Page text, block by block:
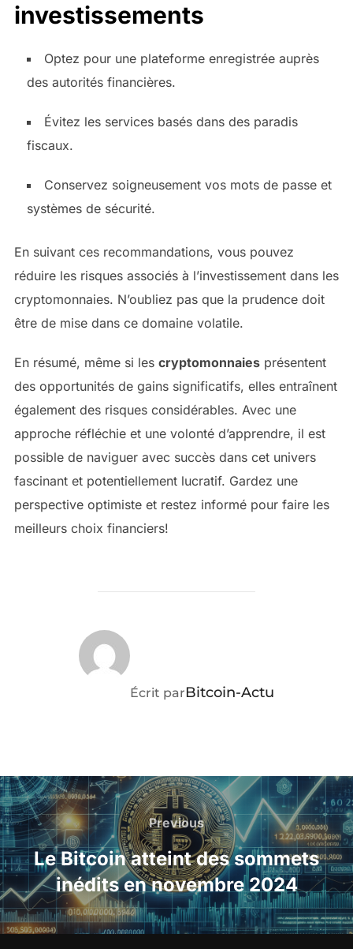
investissements
Optez pour une plateforme enregistrée auprès
des autorités financières.
Évitez les services basés dans des paradis
fiscaux.
Conservez soigneusement vos mots de passe et
systèmes de sécurité.
En suivant ces recommandations, vous pouvez
réduire les risques associés à l’investissement dans les
cryptomonnaies. N’oubliez pas que la prudence doit
être de mise dans ce domaine volatile.
En résumé, même si les cryptomonnaiesprésentent
des opportunités de gains significatifs, elles entraînent
également des risques considérables. Avec une
approche réfléchie et une volonté d’apprendre, il est
possible de naviguer avec succès dans cet univers
fascinant et potentiellement lucratif. Gardez une
perspective optimiste et restez informé pour faire les
meilleurs choix financiers!
AUTEUR DE LA PUBLICATION
Écrit parBitcoin-Actu
Navigation
de
l’article
Previous
Previous
Le Bitcoin atteint des sommets
inédits en novembre 2024